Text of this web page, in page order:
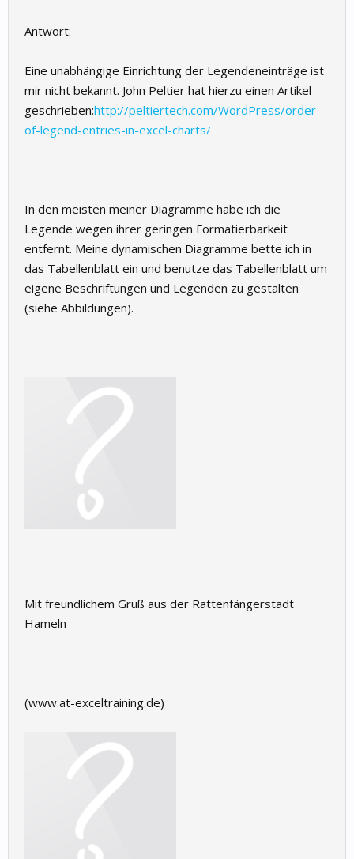
Antwort:
Eine unabhängige Einrichtung der Legendeneinträge ist
mir nicht bekannt. John Peltier hat hierzu einen Artikel
geschrieben:http://peltiertech.com/WordPress/order-
of-legend-entries-in-excel-charts/
In den meisten meiner Diagramme habe ich die
Legende wegen ihrer geringen Formatierbarkeit
entfernt. Meine dynamischen Diagramme bette ich in
das Tabellenblatt ein und benutze das Tabellenblatt um
eigene Beschriftungen und Legenden zu gestalten
(siehe Abbildungen).
Mit freundlichem Gruß aus der Rattenfängerstadt
Hameln
(www.at-exceltraining.de)